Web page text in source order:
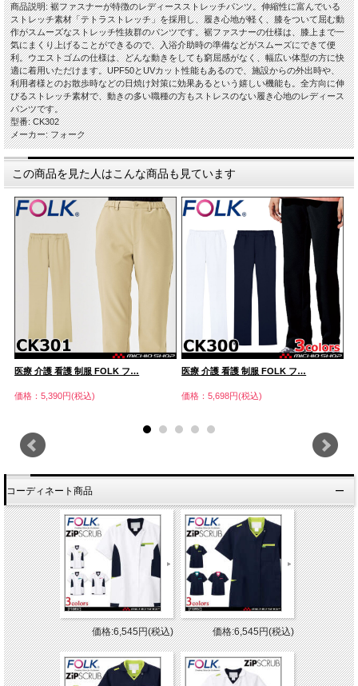
商品説明: 裾ファスナーが特徴のレディースストレッチパンツ。伸縮性に富んでいる
ストレッチ素材「テトラストレッチ」を採用し、履き心地が軽く、膝をついて屈む動
作がスムーズなストレッチ性抜群のパンツです。裾ファスナーの仕様は、膝上まで一
気にまくり上げることができるので、入浴介助時の準備などがスムーズにできて便
利。ウエストゴムの仕様は、どんな動きをしても窮屈感がなく、幅広い体型の方に快
適に着用いただけます。UPF50とUVカット性能もあるので、施設からの外出時や、
利用者様とのお散歩時などの日焼け対策に効果あるという嬉しい機能も。全方向に伸
びるストレッチ素材で、動きの多い職種の方もストレスのない履き心地のレディース
パンツです。
型番: CK302
メーカー: フォーク
この商品を見た人はこんな商品も見ています
医療 介護 看護 制服 FOLK フ…
価格：5,390円(税込)
医療 介護 看護 制服 FOLK フ…
価格：5,698円(税込)
コーディネート商品
価格:6,545円(税込) 価格:6,545円(税込)